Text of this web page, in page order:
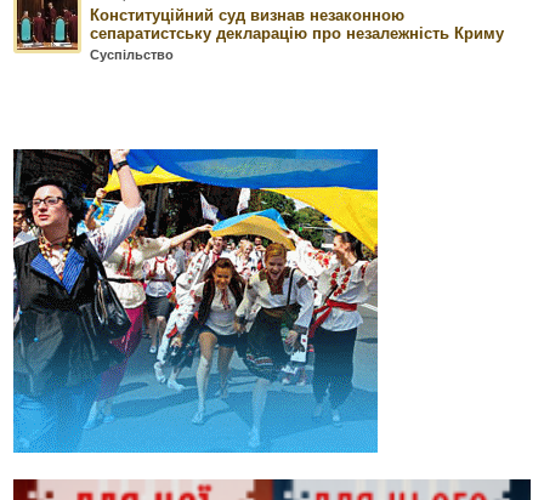
Конституційний суд визнав незаконною
сепаратистську декларацію про незалежність Криму
Суспільство